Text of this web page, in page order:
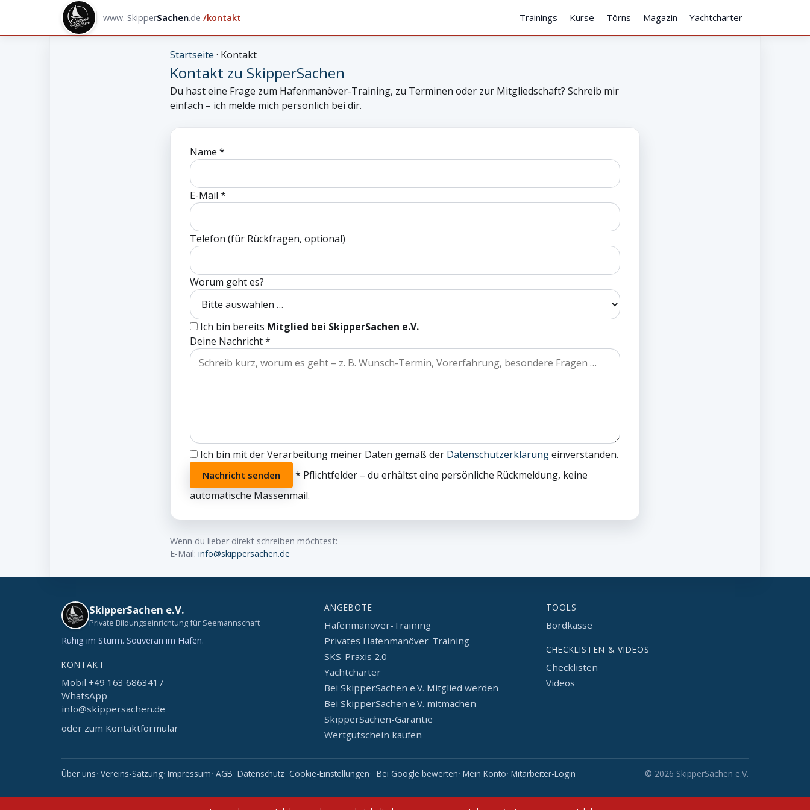
www. SkipperSachen.de /kontakt Trainings Kurse Törns Magazin Yachtcharter
Startseite · Kontakt
Kontakt zu SkipperSachen
Du hast eine Frage zum Hafenmanöver-Training, zu Terminen oder zur Mitgliedschaft? Schreib mir
einfach – ich melde mich persönlich bei dir.
Name *
E-Mail *
Telefon (für Rückfragen, optional)
Worum geht es?
Ich bin bereits Mitglied bei SkipperSachen e.V.
Deine Nachricht *
Ich bin mit der Verarbeitung meiner Daten gemäß der Datenschutzerklärungeinverstanden.
Nachricht senden
* Pflichtfelder – du erhältst eine persönliche Rückmeldung, keine
automatische Massenmail.
Wenn du lieber direkt schreiben möchtest:
E-Mail: info@skippersachen.de
SkipperSachen e.V.
Private Bildungseinrichtung für Seemannschaft
Ruhig im Sturm. Souverän im Hafen.
KONTAKT
Mobil +49 163 6863417
WhatsApp
info@skippersachen.de
oder zum Kontaktformular
ANGEBOTE
Hafenmanöver-Training
Privates Hafenmanöver-Training
SKS-Praxis 2.0
Yachtcharter
Bei SkipperSachen e.V. Mitglied werden
Bei SkipperSachen e.V. mitmachen
SkipperSachen-Garantie
Wertgutschein kaufen
TOOLS
Bordkasse
CHECKLISTEN & VIDEOS
Checklisten
Videos
Über uns Vereins-Satzung Impressum AGB Datenschutz Cookie-Einstellungen Bei Google bewerten Mein Konto Mitarbeiter-Login © 2026 SkipperSachen e.V.